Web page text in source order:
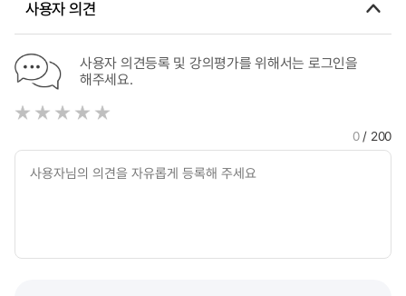
사용자 의견
사용자 의견등록 및 강의평가를 위해서는 로그인을
해주세요.
0/ 200